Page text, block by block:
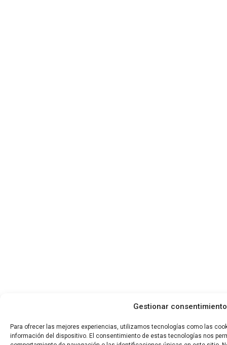
Gestionar consentimiento
Para ofrecer las mejores experiencias, utilizamos tecnologías como las
información del dispositivo. El consentimiento de estas tecnologías nos